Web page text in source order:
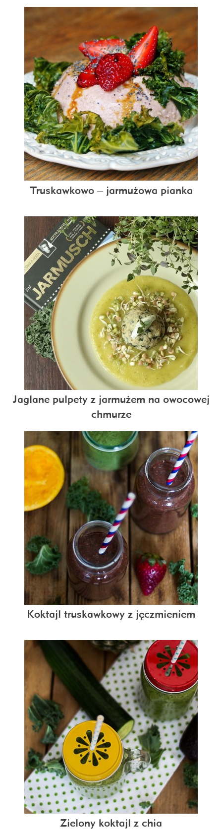
Truskawkowo – jarmużowa pianka
Jaglane pulpety z jarmużem na owocowej
chmurze
Koktajl truskawkowy z jęczmieniem
Zielony koktajl z chia